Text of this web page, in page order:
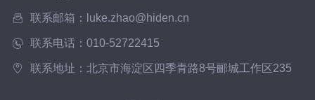
联系邮箱：luke.zhao@hiden.cn
联系电话：010-52722415
联系地址：北京市海淀区四季青路8号郦城工作区235